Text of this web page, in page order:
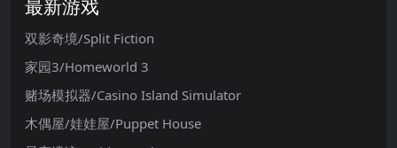
最新游戏
双影奇境/Split Fiction
家园3/Homeworld 3
赌场模拟器/Casino Island Simulator
木偶屋/娃娃屋/Puppet House